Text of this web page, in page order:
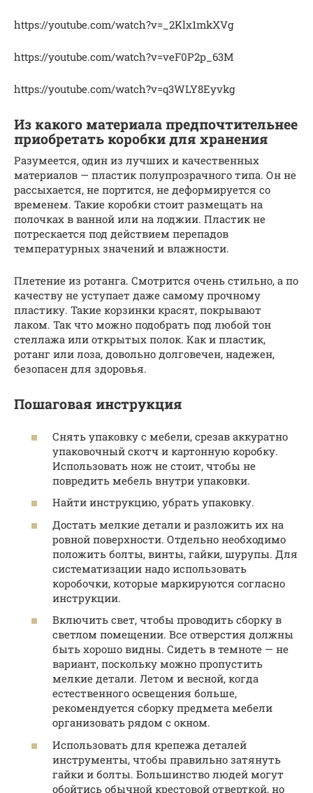
https://youtube.com/watch?v=_2Klx1mkXVg
https://youtube.com/watch?v=veF0P2p_63M
https://youtube.com/watch?v=q3WLY8Eyvkg
Из какого материала предпочтительнее
приобретать коробки для хранения
Разумеется, один из лучших и качественных
материалов — пластик полупрозрачного типа. Он не
рассыхается, не портится, не деформируется со
временем. Такие коробки стоит размещать на
полочках в ванной или на лоджии. Пластик не
потрескается под действием перепадов
температурных значений и влажности.
Плетение из ротанга. Смотрится очень стильно, а по
качеству не уступает даже самому прочному
пластику. Такие корзинки красят, покрывают
лаком. Так что можно подобрать под любой тон
стеллажа или открытых полок. Как и пластик,
ротанг или лоза, довольно долговечен, надежен,
безопасен для здоровья.
Пошаговая инструкция
Снять упаковку с мебели, срезав аккуратно
упаковочный скотч и картонную коробку.
Использовать нож не стоит, чтобы не
повредить мебель внутри упаковки.
Найти инструкцию, убрать упаковку.
Достать мелкие детали и разложить их на
ровной поверхности. Отдельно необходимо
положить болты, винты, гайки, шурупы. Для
систематизации надо использовать
коробочки, которые маркируются согласно
инструкции.
Включить свет, чтобы проводить сборку в
светлом помещении. Все отверстия должны
быть хорошо видны. Сидеть в темноте — не
вариант, поскольку можно пропустить
мелкие детали. Летом и весной, когда
естественного освещения больше,
рекомендуется сборку предмета мебели
организовать рядом с окном.
Использовать для крепежа деталей
инструменты, чтобы правильно затянуть
гайки и болты. Большинство людей могут
обойтись обычной крестовой отверткой, но